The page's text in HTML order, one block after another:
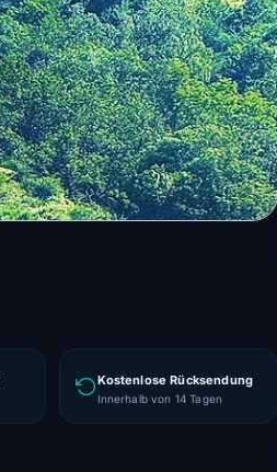
Kostenlose Rücksendung
Innerhalb von 14 Tagen